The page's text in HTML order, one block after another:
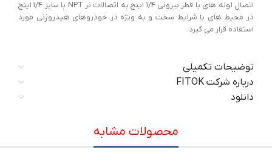
اتصال لوله های با قطر بیرونی 1/4 اینچ به اتصالات نر NPT با سایز 1/4 اینچ
در محیط های با شرایط سخت و به ویژه در خودروهای هیدروژنی مورد
استفاده قرار می گیرد.
توضیحات تکمیلی
درباره شرکت FITOK
دانلود
محصولات مشابه